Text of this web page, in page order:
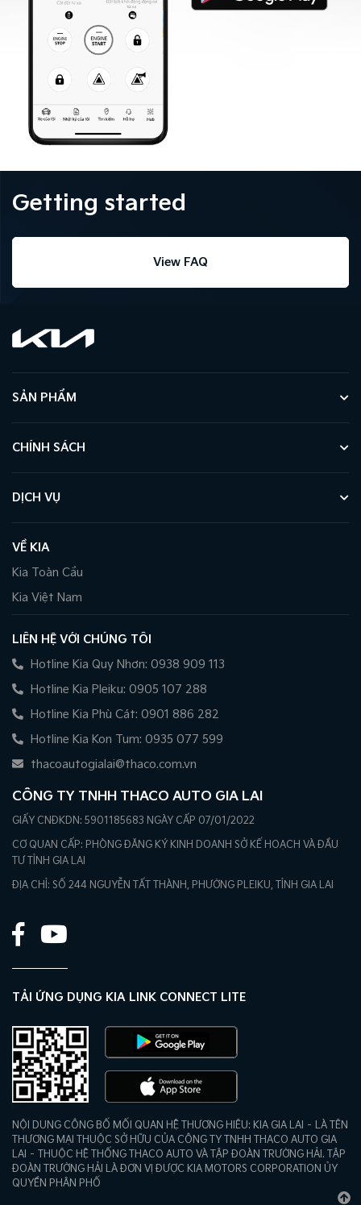
Getting started
View FAQ
SẢN PHẨM
CHÍNH SÁCH
DỊCH VỤ
VỀ KIA
Kia Toàn Cầu
Kia Việt Nam
LIÊN HỆ VỚI CHÚNG TÔI
Hotline Kia Quy Nhơn: 0938 909 113
Hotline Kia Pleiku: 0905 107 288
Hotline Kia Phù Cát: 0901 886 282
Hotline Kia Kon Tum: 0935 077 599
thacoautogialai@thaco.com.vn
CÔNG TY TNHH THACO AUTO GIA LAI
GIẤY CNĐKDN: 5901185683 NGÀY CẤP 07/01/2022
CƠ QUAN CẤP: PHÒNG ĐĂNG KÝ KINH DOANH SỞ KẾ HOẠCH VÀ ĐẦU
TƯ TỈNH GIA LAI
ĐỊA CHỈ: SỐ 244 NGUYỄN TẤT THÀNH, PHƯỜNG PLEIKU, TỈNH GIA LAI
TẢI ỨNG DỤNG KIA LINK CONNECT LITE
NỘI DUNG CÔNG BỐ MỐI QUAN HỆ THƯƠNG HIÊU: KIA GIA LAI – LÀ TÊN
THƯƠNG MẠI THUỘC SỞ HỮU CỦA CÔNG TY TNHH THACO AUTO GIA
LAI – THUỘC HỆ THỐNG THACO AUTO VÀ TẬP ĐOÀN TRƯỜNG HẢI. TẬP
ĐOÀN TRƯỜNG HẢI LÀ ĐƠN VỊ ĐƯỢC KIA MOTORS CORPORATION ỦY
QUYỀN PHÂN PHỐ